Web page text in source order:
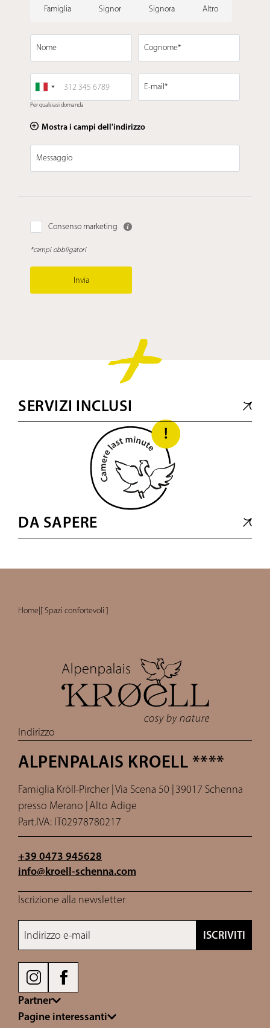
Famiglia Signor Signora Altro
Nome Cognome*
Per qualsiasi domanda
E-mail*
Mostra i campi dell'indirizzo
Messaggio
Consenso marketing
*campi obbligatori
Invia
SERVIZI INCLUSI
DA SAPERE
Home [ Spazi confortevoli ]
Indirizzo
ALPENPALAIS KROELL ****
Famiglia Kröll-Pircher | Via Scena 50 | 39017 Schenna
presso Merano | Alto Adige
Part.IVA: IT02978780217
+39 0473 945628
info@kroell-schenna.com
Iscrizione alla newsletter
Indirizzo e-mail ISCRIVITI
Partner
Pagine interessanti